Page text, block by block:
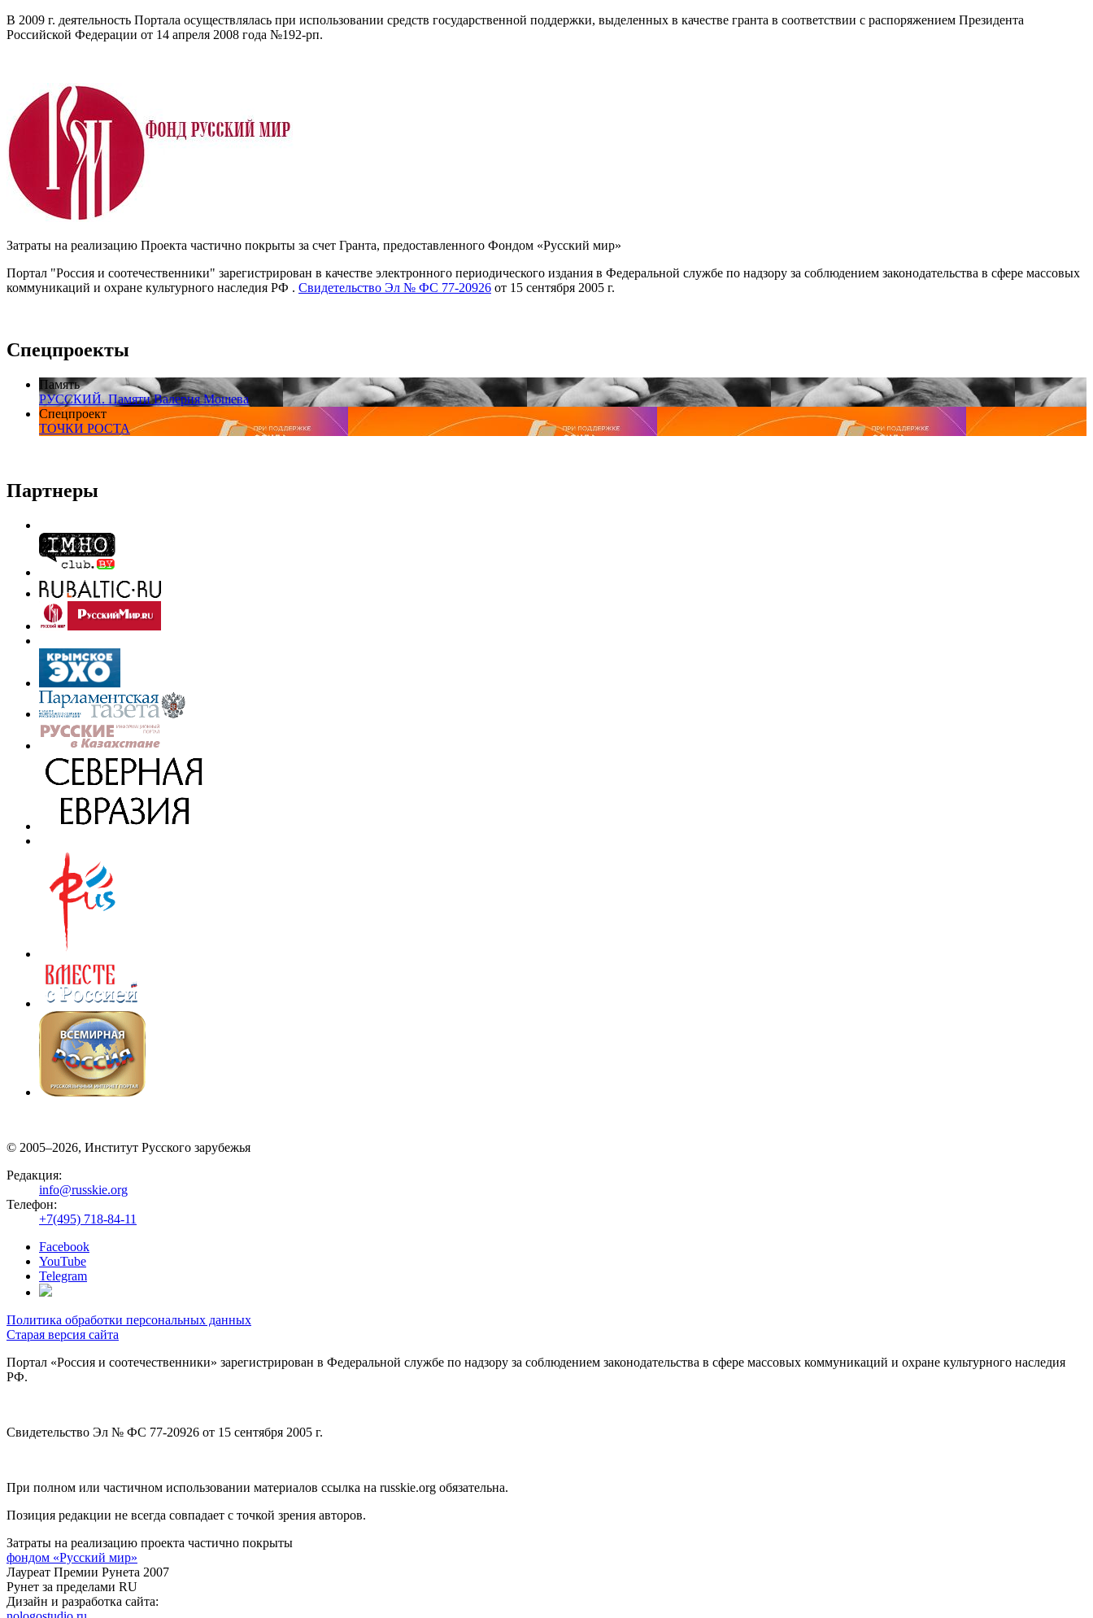
В 2009 г. деятельность Портала осуществлялась при использовании средств государственной поддержки, выделенных в качестве гранта в соответствии с распоряжением Президента
Российской Федерации от 14 апреля 2008 года №192-рп.
Затраты на реализацию Проекта частично покрыты за счет Гранта, предоставленного Фондом «Русский мир»
Портал "Россия и соотечественники" зарегистрирован в качестве электронного периодического издания в Федеральной службе по надзору за соблюдением законодательства в сфере массовых
коммуникаций и охране культурного наследия РФ . Свидетельство Эл № ФС 77-20926 от 15 сентября 2005 г.
Спецпроекты
Память
РУССКИЙ. Памяти Валерия Мошева
Спецпроект
ТОЧКИ РОСТА
Партнеры
© 2005–2026, Институт Русского зарубежья
Редакция:
info@russkie.org
Телефон:
+7(495) 718-84-11
Facebook
YouTube
Telegram
Политика обработки персональных данных
Старая версия сайта
Портал «Россия и соотечественники» зарегистрирован в Федеральной службе по надзору за соблюдением законодательства в сфере массовых коммуникаций и охране культурного наследия
РФ.
Свидетельство Эл № ФС 77-20926 от 15 сентября 2005 г.
При полном или частичном использовании материалов ссылка на russkie.org обязательна.
Позиция редакции не всегда совпадает с точкой зрения авторов.
Затраты на реализацию проекта частично покрыты
фондом «Русский мир»
Лауреат Премии Рунета 2007
Рунет за пределами RU
Дизайн и разработка сайта: